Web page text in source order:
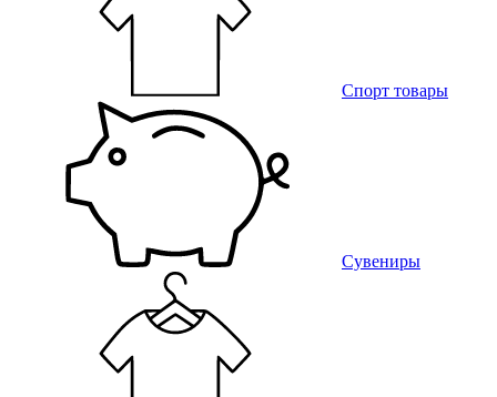
Спорт товары
Сувениры